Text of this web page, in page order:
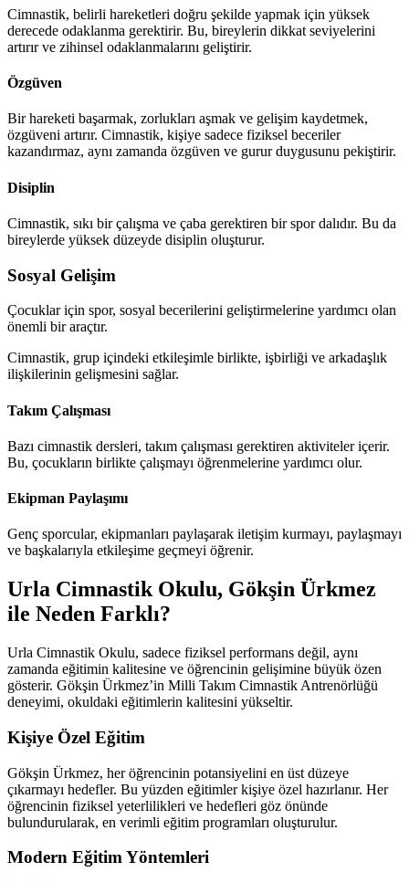
Cimnastik, belirli hareketleri doğru şekilde yapmak için yüksek
derecede odaklanma gerektirir. Bu, bireylerin dikkat seviyelerini
artırır ve zihinsel odaklanmalarını geliştirir.
Özgüven
Bir hareketi başarmak, zorlukları aşmak ve gelişim kaydetmek,
özgüveni artırır. Cimnastik, kişiye sadece fiziksel beceriler
kazandırmaz, aynı zamanda özgüven ve gurur duygusunu pekiştirir.
Disiplin
Cimnastik, sıkı bir çalışma ve çaba gerektiren bir spor dalıdır. Bu da
bireylerde yüksek düzeyde disiplin oluşturur.
Sosyal Gelişim
Çocuklar için spor, sosyal becerilerini geliştirmelerine yardımcı olan
önemli bir araçtır.
Cimnastik, grup içindeki etkileşimle birlikte, işbirliği ve arkadaşlık
ilişkilerinin gelişmesini sağlar.
Takım Çalışması
Bazı cimnastik dersleri, takım çalışması gerektiren aktiviteler içerir.
Bu, çocukların birlikte çalışmayı öğrenmelerine yardımcı olur.
Ekipman Paylaşımı
Genç sporcular, ekipmanları paylaşarak iletişim kurmayı, paylaşmayı
ve başkalarıyla etkileşime geçmeyi öğrenir.
Urla Cimnastik Okulu, Gökşin Ürkmez
ile Neden Farklı?
Urla Cimnastik Okulu, sadece fiziksel performans değil, aynı
zamanda eğitimin kalitesine ve öğrencinin gelişimine büyük özen
gösterir. Gökşin Ürkmez’in Milli Takım Cimnastik Antrenörlüğü
deneyimi, okuldaki eğitimlerin kalitesini yükseltir.
Kişiye Özel Eğitim
Gökşin Ürkmez, her öğrencinin potansiyelini en üst düzeye
çıkarmayı hedefler. Bu yüzden eğitimler kişiye özel hazırlanır. Her
öğrencinin fiziksel yeterlilikleri ve hedefleri göz önünde
bulundurularak, en verimli eğitim programları oluşturulur.
Modern Eğitim Yöntemleri